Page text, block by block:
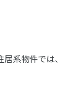
系物件では、